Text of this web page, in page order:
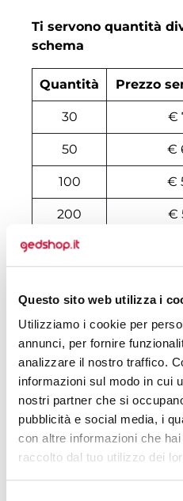
Questo sito web utilizza i
Utilizziamo i cookie per
annunci, per fornire
analizzare il nostro traffico.
informazioni sul modo in cui
nostri partner che si
pubblicità e social media, i
con altre informazioni che
raccolto dal tuo utilizzo dei
Ti servono quantità
schema
Quantità Prezzo
30 €
50 €
100 €
200 €
500
2000 €
3000 €
5000 €
10000 €